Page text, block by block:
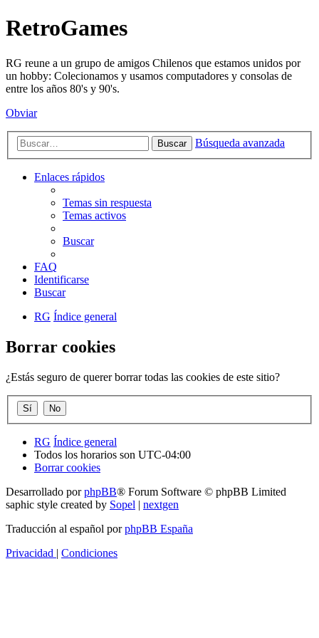
RetroGames
RG reune a un grupo de amigos Chilenos que estamos unidos por
un hobby: Colecionamos y usamos computadores y consolas de
entre los años 80's y 90's.
Obviar
Buscar Búsqueda avanzada
Enlaces rápidos
Temas sin respuesta
Temas activos
Buscar
FAQ
Identificarse
Buscar
RG Índice general
Borrar cookies
¿Estás seguro de querer borrar todas las cookies de este sitio?
RG Índice general
Todos los horarios son UTC-04:00
Borrar cookies
Desarrollado porphpBB® Forum Software © phpBB Limited
saphic style created by Sopel | nextgen
Traducción al español porphpBB España
Privacidad | Condiciones